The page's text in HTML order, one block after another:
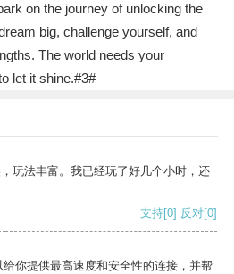
on the journey of unlocking the
big, challenge yourself, and
The world needs your
let it shine.#3#
玩法丰富。我已经玩了好几个小时，还
支持[0] 反对[0]
你提供最高速度和安全性的连接，并帮